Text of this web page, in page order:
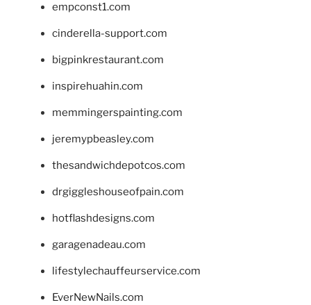
empconst1.com
cinderella-support.com
bigpinkrestaurant.com
inspirehuahin.com
memmingerspainting.com
jeremypbeasley.com
thesandwichdepotcos.com
drgiggleshouseofpain.com
hotflashdesigns.com
garagenadeau.com
lifestylechauffeurservice.com
EverNewNails.com